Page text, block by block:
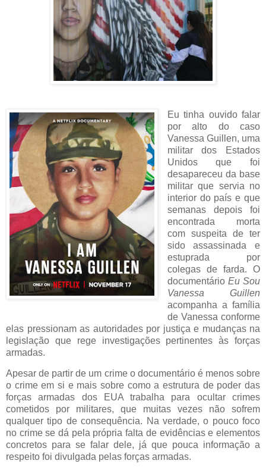
Eu tinha ouvido falar
por alto do caso
Vanessa Guillen, uma
militar dos Estados
Unidos que foi
desapareceu da base
militar que servia no
interior do país e que
semanas depois foi
encontrada morta
com suspeita de ter
sido assassinada e
estuprada por
colegas de farda. O
documentário Eu Sou
Vanessa Guillen
acompanha a família
de Vanessa conforme
elas pressionam as autoridades por justiça e mudanças na
legislação que rege investigações pertinentes às forças
armadas.
Apesar de partir de um crime o documentário é menos sobre
o crime em si e mais sobre como a estrutura de poder das
forças armadas dos EUA trabalha para ocultar crimes
cometidos por militares, que muitas vezes não sofrem
qualquer tipo de consequência. Na verdade, o pouco foco
no crime se dá pela própria falta de evidências e elementos
concretos para se falar dele, já que pouca informação a
respeito foi divulgada pelas forças armadas.